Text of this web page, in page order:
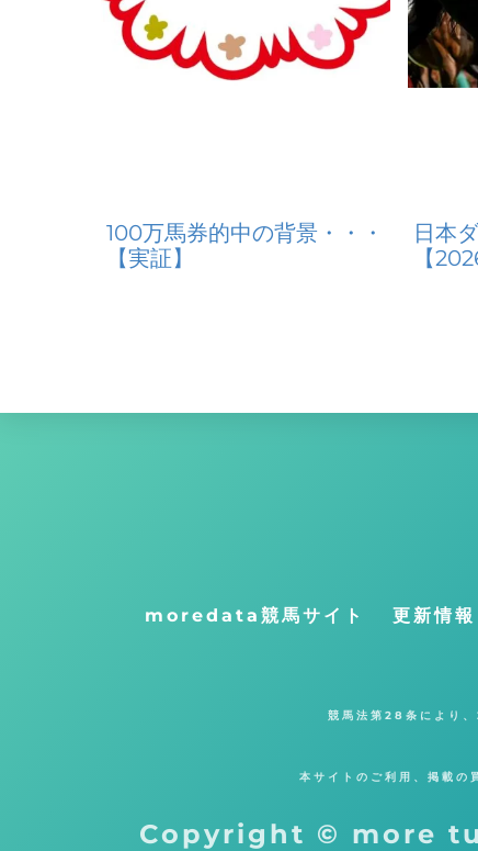
100万馬券的中の背景・・・
【実証】
日本
【
moredata競馬サイト 更新情
競馬法第28条により
本サイトのご利用、掲載の
Copyright © more